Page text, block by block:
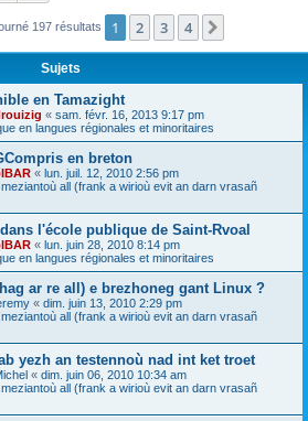
c
197 résultats 1 2 3 4
Sujets
en Tamazight
« sam. févr. 16, 2013 9:17 pm
en langues régionales et minoritaires
en breton
« lun. juil. 12, 2010 2:56 pm
all (frank a wirioù evit an darn vrasañ
l'école publique de Saint-Rvoal
« lun. juin 28, 2010 8:14 pm
en langues régionales et minoritaires
ar re all) e brezhoneg gant Linux ?
« dim. juin 13, 2010 2:29 pm
all (frank a wirioù evit an darn vrasañ
yezh an testennoù nad int ket troet
« dim. juin 06, 2010 10:34 am
all (frank a wirioù evit an darn vrasañ